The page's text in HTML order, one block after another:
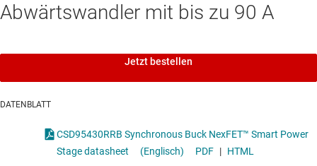
Abwärtswandler mit bis zu 90 A
Jetzt bestellen
DATENBLATT
CSD95430RRB Synchronous Buck NexFET™ Smart Power
Stage datasheet
(Englisch) PDF | HTML